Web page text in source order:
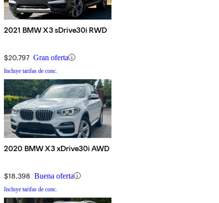
2021 BMW X3 sDrive30i RWD
$20,797 Gran oferta
Incluye tarifas de conc.
2020 BMW X3 xDrive30i AWD
$18,398 Buena oferta
Incluye tarifas de conc.